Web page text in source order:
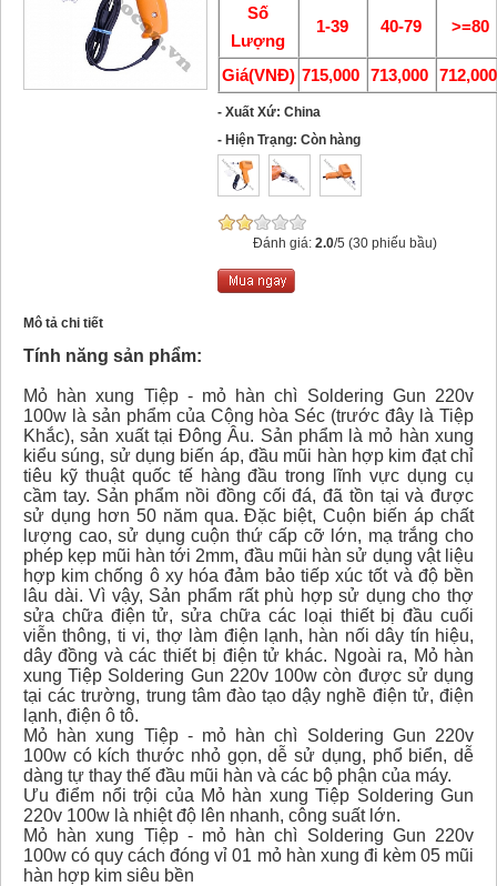
Số
Lượng
1-39 40-79 >=80
Giá(VNĐ) 715,000 713,000
- Xuất Xứ: China
- Hiện Trạng: Còn hàng
Đánh giá:2.0/5 (30 phiếu bầu)
Mô tả chi tiết
Tính năng sản phẩm:
Mỏ hàn xung Tiệp - mỏ hàn chì Soldering Gun 220v
100w là sản phẩm của Cộng hòa Séc (trước đây là Tiệp
Khắc), sản xuất tại Đông Âu. Sản phẩm là mỏ hàn xung
kiểu súng, sử dụng biến áp, đầu mũi hàn hợp kim đạt chỉ
tiêu kỹ thuật quốc tế hàng đầu trong lĩnh vực dụng cụ
cầm tay. Sản phẩm nồi đồng cối đá, đã tồn tại và được
sử dụng hơn 50 năm qua. Đặc biệt, Cuộn biến áp chất
lượng cao, sử dụng cuộn thứ cấp cỡ lớn, mạ trắng cho
phép kẹp mũi hàn tới 2mm, đầu mũi hàn sử dụng vật liệu
hợp kim chống ô xy hóa đảm bảo tiếp xúc tốt và độ bền
lâu dài. Vì vậy, Sản phẩm rất phù hợp sử dụng cho thợ
sửa chữa điện tử, sửa chữa các loại thiết bị đầu cuối
viễn thông, ti vi, thợ làm điện lạnh, hàn nối dây tín hiệu,
dây đồng và các thiết bị điện tử khác. Ngoài ra, Mỏ hàn
xung Tiệp Soldering Gun 220v 100w còn được sử dụng
tại các trường, trung tâm đào tạo dậy nghề điện tử, điện
lạnh, điện ô tô.
Mỏ hàn xung Tiệp - mỏ hàn chì Soldering Gun 220v
100w có kích thước nhỏ gọn, dễ sử dụng, phổ biển, dễ
dàng tự thay thế đầu mũi hàn và các bộ phận của máy.
Ưu điểm nổi trội của Mỏ hàn xung Tiệp Soldering Gun
220v 100w là nhiệt độ lên nhanh, công suất lớn.
Mỏ hàn xung Tiệp - mỏ hàn chì Soldering Gun 220v
100w có quy cách đóng vỉ 01 mỏ hàn xung đi kèm 05 mũi
hàn hợp kim siêu bền